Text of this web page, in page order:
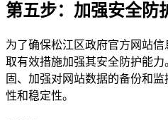
第五步：加强安全防
为了确保松江区政府官方网站
取有效措施加强其安全防护能
固、加强对网站数据的备份和
性和稳定性。